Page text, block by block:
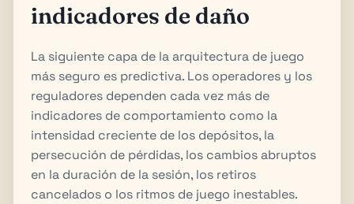
indicadores de daño
La siguiente capa de la arquitectura de juego
más seguro es predictiva. Los operadores y los
reguladores dependen cada vez más de
indicadores de comportamiento como la
intensidad creciente de los depósitos, la
persecución de pérdidas, los cambios abruptos
en la duración de la sesión, los retiros
cancelados o los ritmos de juego inestables.